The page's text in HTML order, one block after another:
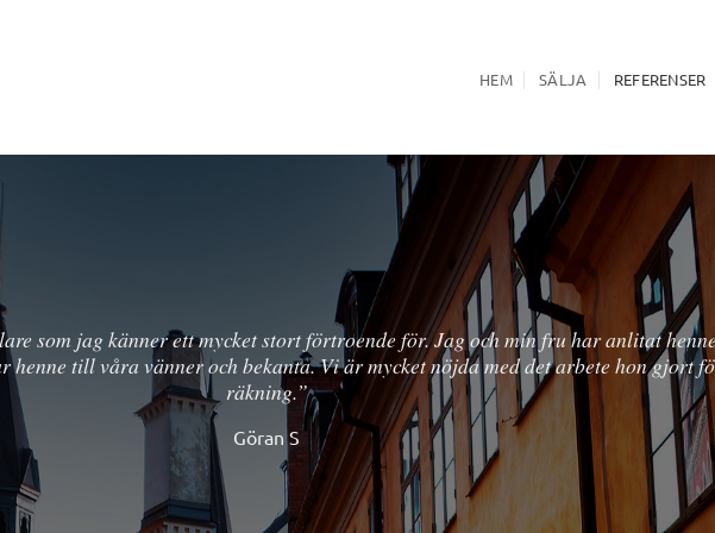
HEM SÄLJA REFERENSER
Pia! Mycket kompetent och vi har känt oss enormt trygga genom hela
tacksamma och nöjda med Andersson & Asplund Mäklarbyrå.”
Marianne A